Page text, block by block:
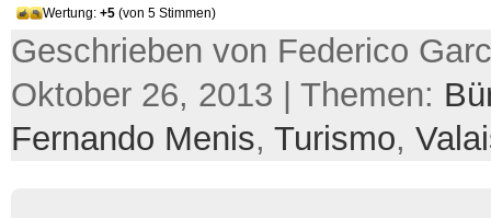
Wertung: +5 (von 5 Stimmen)
Geschrieben von Federico
Oktober 26, 2013 | Themen:
Fernando Menis, Turismo,